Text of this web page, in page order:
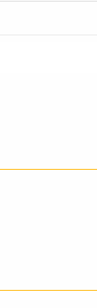
予めご了承くだ
ても必ずしも在